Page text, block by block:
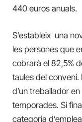
440 euros anuals.
S’estableix una
les persones que
cobrarà el 82,5%
taules del
d’un treballador
temporades. Si
categoria